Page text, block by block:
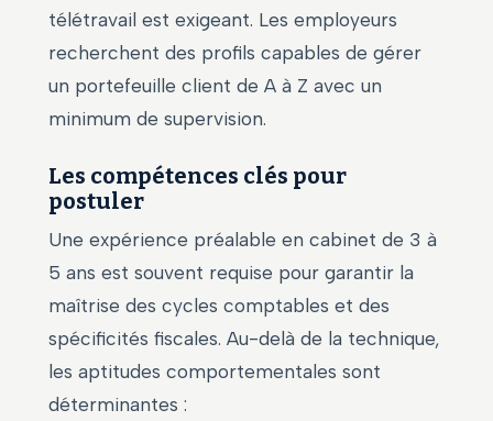
télétravail est exigeant. Les employeurs
recherchent des profils capables de gérer
un portefeuille client de A à Z avec un
minimum de supervision.
Les compétences clés pour
postuler
Une expérience préalable en cabinet de 3 à
5 ans est souvent requise pour garantir la
maîtrise des cycles comptables et des
spécificités fiscales. Au-delà de la technique,
les aptitudes comportementales sont
déterminantes :